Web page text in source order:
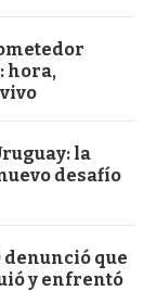
hora,
la
desafío
denunció que
y enfrentó